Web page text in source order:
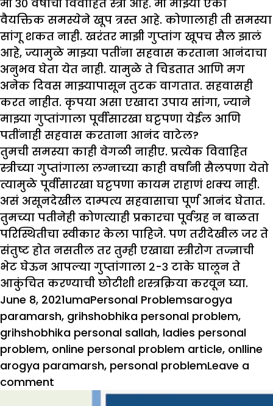
मी ३० वर्षांची विवाहित स्त्री आहे. मी माझ् या एका
वैयक्तिक समस्येने खूप त्रस्त आहे. कोणालाही ती समस्या
सांगू शकत नाही. खरंतर माझी गुप्तांग खूपच सैल झालं
आहे, ज्यामुळे माझ् या पतींना सहवास करताना आनंदाचा
अनुभव घेता येत नाही. यामुळे ते चिडतात आणि मग
अनेक दिवस माझ्यापासून तुटक वागतात. सहवासही
करत नाहीत. कृपया असा एखादा उपाय सांगा, ज्याने
माझ् या गुप्तांगाला पूर्वीसारखा घट्टपणा येईल आणि
पतींनाही सहवास करताना आनंद वाटेल?
तुमची समस्या काही वेगळी नाहीए. प्रत्येक विवाहित
स्त्रीच्या गुप्तांगाला लग्नाच्या काही वर्षांनी सैलपणा येतो
त्यामुळे पूर्वीसारखा घट्टपणा कायम राहाणं शक्य नाही.
असं असूनदेखील दाम्पत्य सहवासाचा पूर्ण आनंद घेतात.
तुमच्या पतीनेही कोणत्याही प्रकारचा पूर्वग्रह न बाळता
परिस्थितीचा स्वीकार केला पाहिजे. पण तरीदेखील जर ते
संतुष्ट होत नसतील तर तुम्ही एखाद्या स्त्रीरोग तज्ज्ञाची
भेट घेऊन आपल्या गुप्तांगाला २-३ टाके घालून ते
आकुंचित करण्याची छोटीशी शस्त्रक्रिया करवून घ्या.
Posted
on
June 8, 2021Author
umaCategories
Personal ProblemsTags
arogya
paramarsh, grihshobhika personal problem,
grihshobhika personal sallah, ladies personal
problem, online personal problem article, onlline
arogya paramarsh, personal problemLeave a
comment
गृहशोभिकेचा